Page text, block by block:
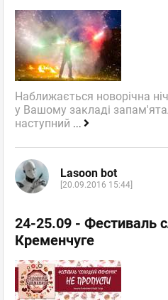
Наближається новорічна
у Вашому закладі
наступний ...
Lasoon bot
[20.09.2016 15:44]
24-25.09 - Фестиваль
Кременчуге